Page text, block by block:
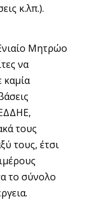
κ.λπ.).
Μητρώο
να
καμία
τους
τους, έτσι
το σύνολο